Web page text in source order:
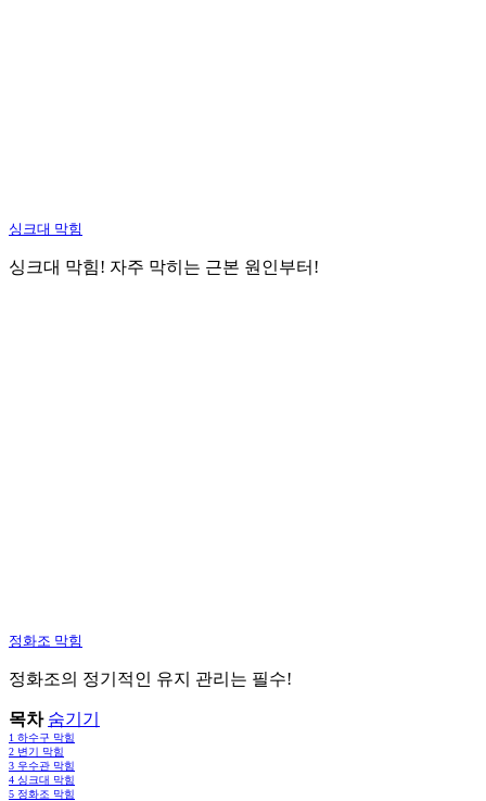
싱크대 막힘
싱크대 막힘! 자주 막히는 근본 원인부터!
정화조 막힘
정화조의 정기적인 유지 관리는 필수!
목차 숨기기
1 하수구 막힘
2 변기 막힘
3 우수관 막힘
4 싱크대 막힘
5 정화조 막힘